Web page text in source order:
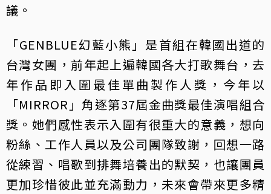
議。
「GENBLUE幻藍小熊」是首組在韓國出道的
台灣女團，前年起上遍韓國各大打歌舞台，去
年作品即入圍最佳單曲製作人獎，今年以
「MIRROR」角逐第37屆金曲獎最佳演唱組合
獎。她們感性表示入圍有很重大的意義，想向
粉絲、工作人員以及公司團隊致謝，回想一路
從練習、唱歌到排舞培養出的默契，也讓團員
更加珍惜彼此並充滿動力，未來會帶來更多精